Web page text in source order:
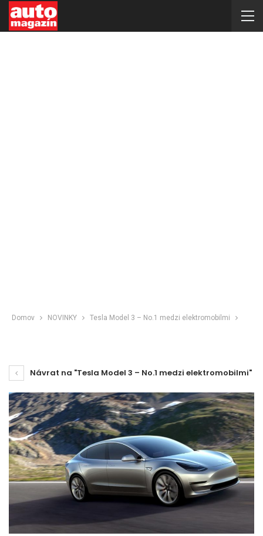
Domov NOVINKY Tesla Model 3 – No.1 medzi elektromobilmi
Návrat na "Tesla Model 3 – No.1 medzi elektromobilmi"